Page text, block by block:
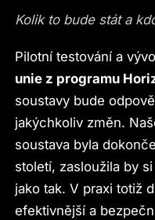
Kolik to bude stát a
Pilotní testování a
unie z programu
soustavy bude
jakýchkoliv změn.
soustava byla
století, zasloužila by
jako tak. V praxi totiž
efektivnější a